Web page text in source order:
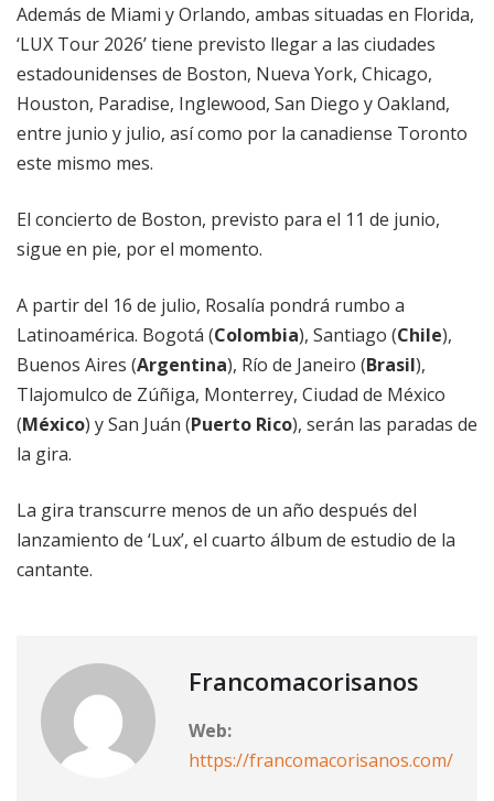
Además de Miami y Orlando, ambas situadas en Florida,
‘LUX Tour 2026’ tiene previsto llegar a las ciudades
estadounidenses de Boston, Nueva York, Chicago,
Houston, Paradise, Inglewood, San Diego y Oakland,
entre junio y julio, así como por la canadiense Toronto
este mismo mes.
El concierto de Boston, previsto para el 11 de junio,
sigue en pie, por el momento.
A partir del 16 de julio, Rosalía pondrá rumbo a
Latinoamérica. Bogotá (Colombia), Santiago (Chile),
Buenos Aires (Argentina), Río de Janeiro (Brasil),
Tlajomulco de Zúñiga, Monterrey, Ciudad de México
(México) y San Juán (Puerto Rico), serán las paradas de
la gira.
La gira transcurre menos de un año después del
lanzamiento de ‘Lux’, el cuarto álbum de estudio de la
cantante.
Francomacorisanos
Web:
https://francomacorisanos.com/